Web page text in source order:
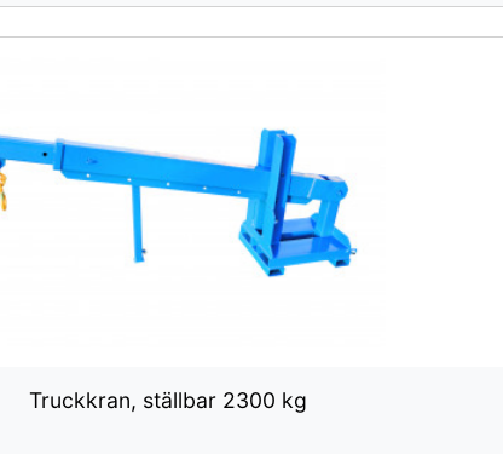
Truckkran, ställbar 2300 kg